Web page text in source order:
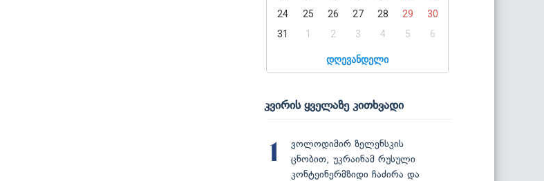
24
25 26 27 28 29
30
31
1 2 3 4 5 6
დღევანდელი
კვირის ყველაზე კითხვადი
1
ვოლოდიმირ ზელენსკის
ცნობით, უკრაინამ რუსული
კონტეინერმზიდი ჩაძირა და